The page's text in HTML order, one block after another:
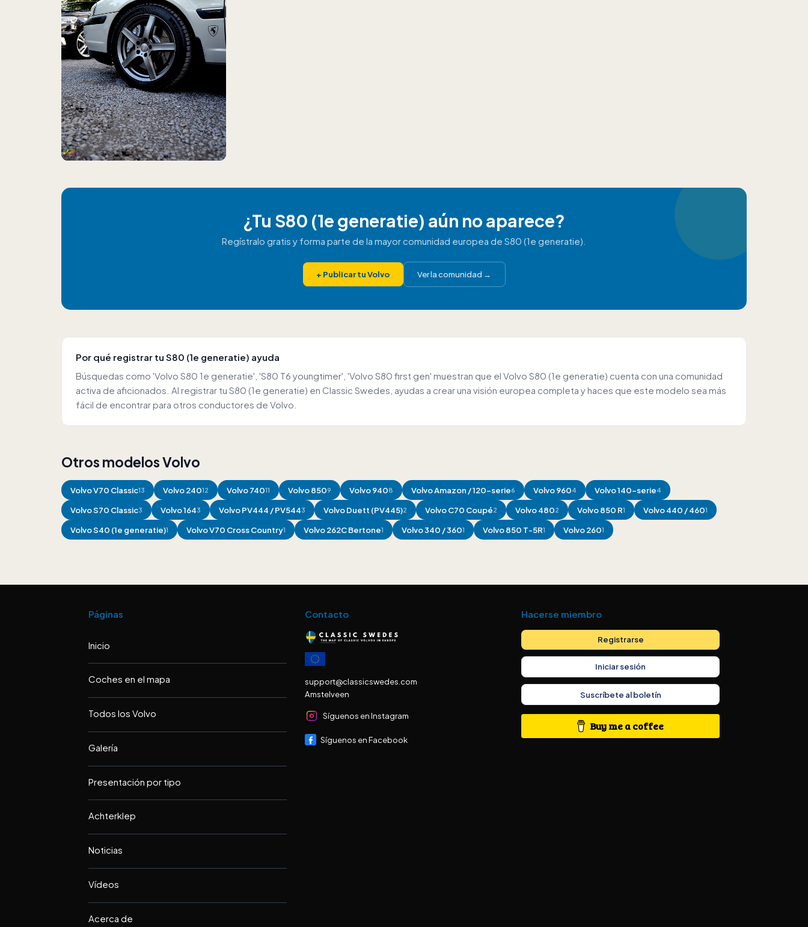
¿Tu S80 (1e generatie) aún no aparece?
Regístralo gratis y forma parte de la mayor comunidad europea de S80 (1e generatie).
+ Publicar tu Volvo Ver la comunidad →
Por qué registrar tu S80 (1e generatie) ayuda
Búsquedas como 'Volvo S80 1e generatie', 'S80 T6 youngtimer', 'Volvo S80 first gen' muestran que el Volvo S80 (1e generatie) cuenta con una comunidad
activa de aficionados. Al registrar tu S80 (1e generatie) en Classic Swedes, ayudas a crear una visión europea completa y haces que este modelo sea más
fácil de encontrar para otros conductores de Volvo.
Otros modelos Volvo
VolvoV70 Classic13 Volvo24012 Volvo74011 Volvo8509 Volvo9408 VolvoAmazon / 120-serie6 Volvo9604 Volvo140-serie4
VolvoS70 Classic3 Volvo1643 VolvoPV444 / PV5443 VolvoDuett (PV445)2 VolvoC70 Coupé2 Volvo4802 Volvo850 R1 Volvo440 / 4601
VolvoS40 (1e generatie)1 VolvoV70 Cross Country1 Volvo262C Bertone1 Volvo340 / 3601 Volvo850 T-5R1 Volvo2601
Páginas
Inicio
Coches en el mapa
Todos los Volvo
Galería
Presentación por tipo
Achterklep
Noticias
Vídeos
Acerca de
Contacto
support@classicswedes.com
Amstelveen
Síguenos en Instagram
Síguenos en Facebook
Hacerse miembro
Registrarse
Iniciar sesión
Suscríbete al boletín
Buy me a coffee